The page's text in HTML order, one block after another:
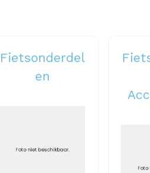
Fietsonderdel
en